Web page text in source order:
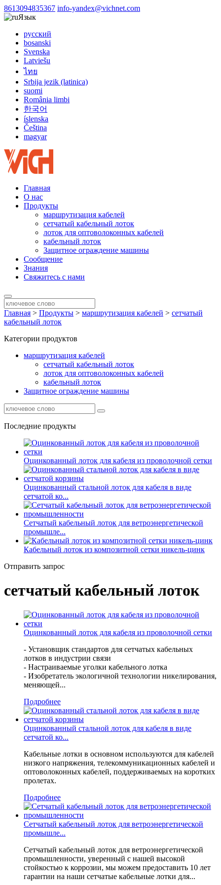
8613094835367 info-yandex@vichnet.com
Язык
русский
bosanski
Svenska
Latviešu
ไทย
Srbija jezik (latinica)
suomi
România limbi
한국어
íslenska
Čeština
magyar
Главная
О нас
Продукты
маршрутизация кабелей
сетчатый кабельный лоток
лоток для оптоволоконных кабелей
кабельный лоток
Защитное ограждение машины
Сообщение
Знания
Свяжитесь с нами
Главная > Продукты > маршрутизация кабелей > сетчатый
кабельный лоток
Категории продуктов
маршрутизация кабелей
сетчатый кабельный лоток
лоток для оптоволоконных кабелей
кабельный лоток
Защитное ограждение машины
Последние продукты
Оцинкованный лоток для кабеля из проволочной сетки
Оцинкованный стальной лоток для кабеля в виде
сетчатой ко...
Сетчатый кабельный лоток для ветроэнергетической
промышле...
Кабельный лоток из композитной сетки никель-цинк
Отправить запрос
сетчатый кабельный лоток
Оцинкованный лоток для кабеля из проволочной сетки
- Установщик стандартов для сетчатых кабельных
лотков в индустрии связи
- Настраиваемые уголки кабельного лотка
- Изобретатель экологичной технологии никелирования,
меняющей...
Подробнее
Оцинкованный стальной лоток для кабеля в виде
сетчатой ко...
Кабельные лотки в основном используются для кабелей
низкого напряжения, телекоммуникационных кабелей и
оптоволоконных кабелей, поддерживаемых на коротких
пролетах.
Подробнее
Сетчатый кабельный лоток для ветроэнергетической
промышле...
Сетчатый кабельный лоток для ветроэнергетической
промышленности, уверенный с нашей высокой
стойкостью к коррозии, мы можем предоставить 10 лет
гарантии на наши сетчатые кабельные лотки для...